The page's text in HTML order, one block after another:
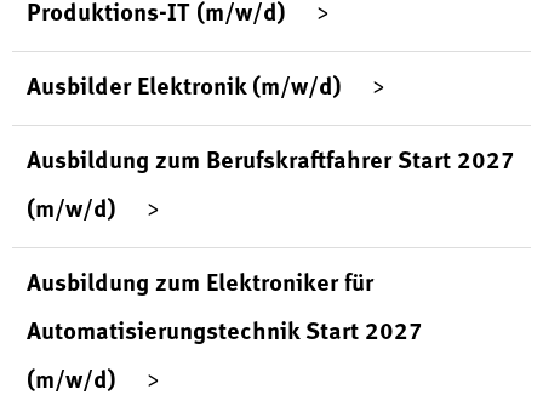
Produktions-IT (m/w/d)
Ausbilder Elektronik (m/w/d)
Ausbildung zum Berufskraftfahrer Start 2027
(m/w/d)
Ausbildung zum Elektroniker für
Automatisierungstechnik Start 2027
(m/w/d)